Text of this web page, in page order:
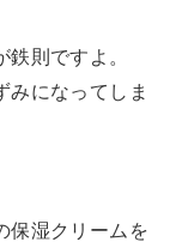
鉄則ですよ。
みになってしま
保湿クリームを